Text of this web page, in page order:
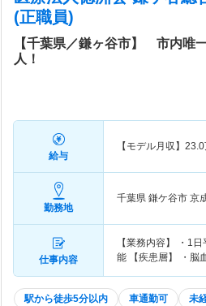
(正職員)
【千葉県／鎌ヶ谷市】 市内唯
人！
給与
【モデル月収】 23.0
勤務地
千葉県 鎌ケ谷市 京
仕事内容
【業務内容】 ・1
能 【疾患層】 ・脳
駅から徒歩5分以内 車通勤可 未